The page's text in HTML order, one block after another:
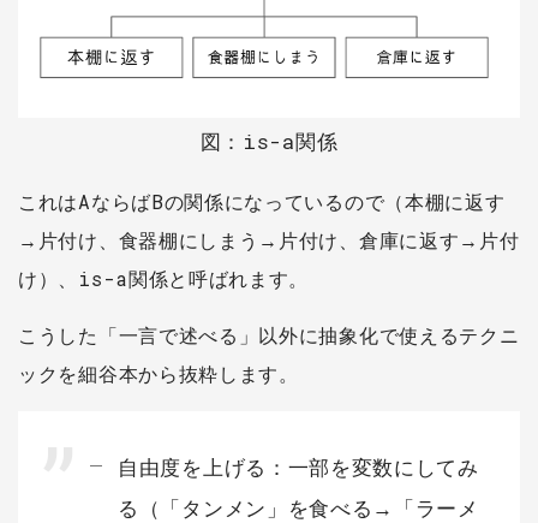
図：is-a関係
これはAならばBの関係になっているので（本棚に返す
→片付け、食器棚にしまう→片付け、倉庫に返す→片付
け）、is-a関係と呼ばれます。
こうした「一言で述べる」以外に抽象化で使えるテクニ
ックを細谷本から抜粋します。
自由度を上げる：一部を変数にしてみ
る（「タンメン」を食べる→「ラーメ